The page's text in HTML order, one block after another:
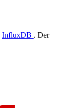
InfluxDB . Der